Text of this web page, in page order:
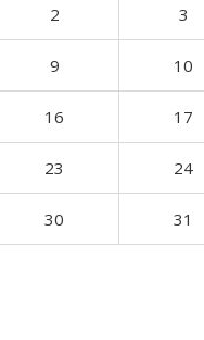
2 3
9 10
16 17
23 24
30 31